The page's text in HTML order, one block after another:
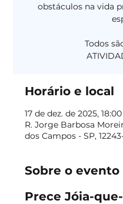
obstáculos na vida
Todos
Horário e local
17 de dez. de 2025, 18:00
R. Jorge Barbosa
dos Campos - SP,
Sobre o evento
Prece Jóia-